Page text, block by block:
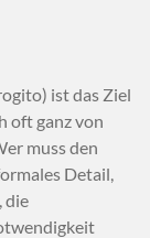
ist das Ziel
oft ganz von
muss den
Detail,
die